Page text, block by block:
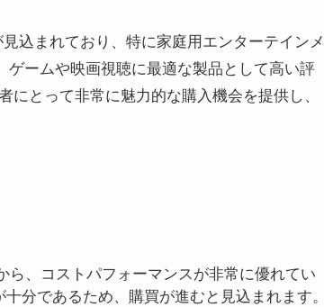
込まれており、特に家庭用エンターテインメ
ゲームや映画視聴に最適な製品として高い評
とって非常に魅力的な購入機会を提供し、
、コストパフォーマンスが非常に優れてい
分であるため、購買が進むと見込まれます。